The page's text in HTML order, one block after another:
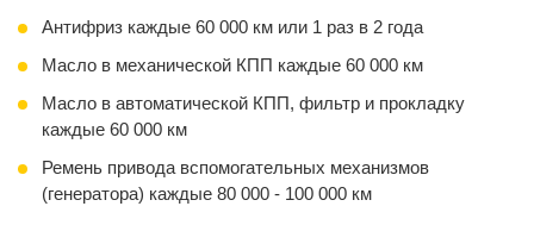
Антифриз каждые 60 000 км или 1 раз в 2 года
Масло в механической КПП каждые 60 000 км
Масло в автоматической КПП, фильтр и прокладку
каждые 60 000 км
Ремень привода вспомогательных механизмов
(генератора) каждые 80 000 - 100 000 км